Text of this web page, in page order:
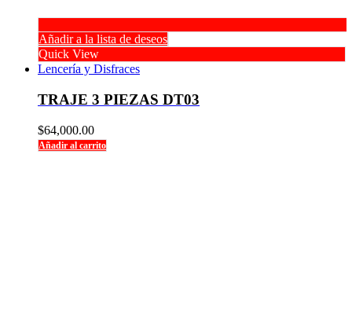
Añadir a la lista de deseos
Quick View
Lencería y Disfraces
TRAJE 3 PIEZAS DT03
$64,000.00
Añadir al carrito